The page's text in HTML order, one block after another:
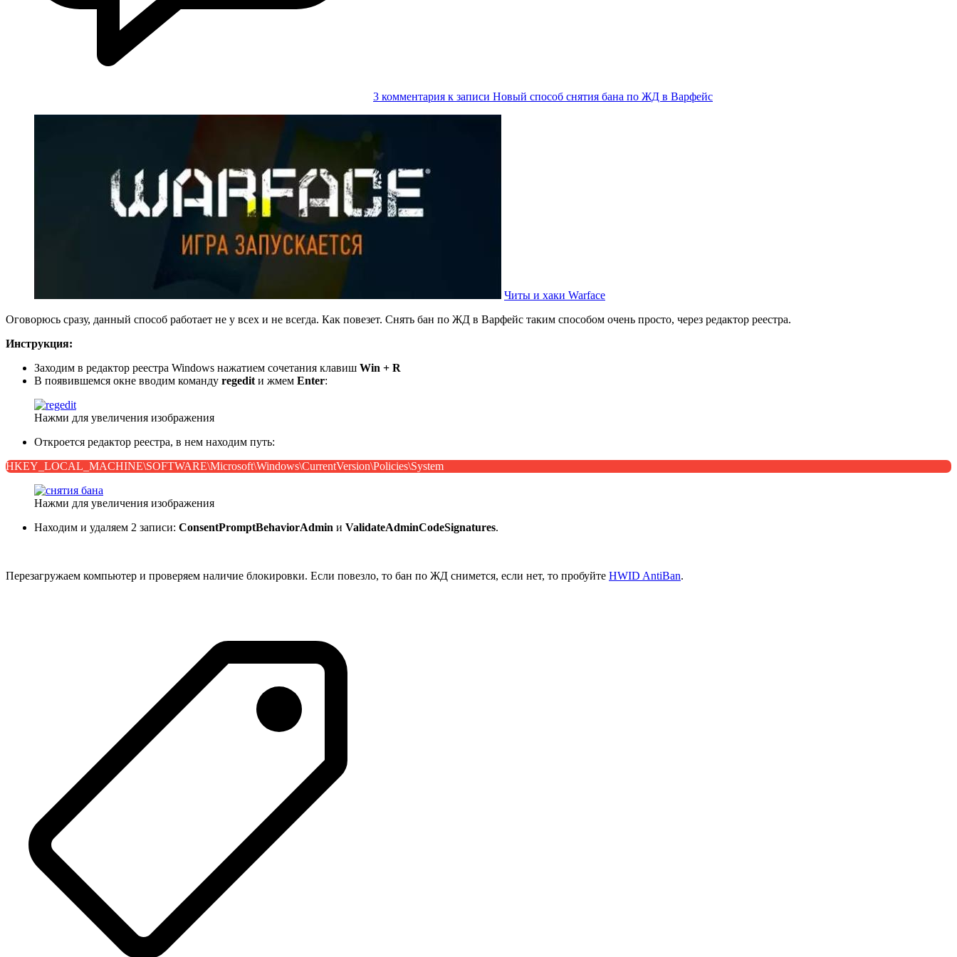
3 комментария к записи Новый способ снятия бана по ЖД в Варфейс
Читы и хаки Warface
Оговорюсь сразу, данный способ работает не у всех и не всегда. Как повезет. Снять бан по ЖД в Варфейс таким способом очень просто, через редактор реестра.
Инструкция:
Заходим в редактор реестра Windows нажатием сочетания клавиш Win + R
В появившемся окне вводим команду regedit и жмем Enter:
Нажми для увеличения изображения
Откроется редактор реестра, в нем находим путь:
HKEY_LOCAL_MACHINE\SOFTWARE\Microsoft\Windows\CurrentVersion\Policies\System
Нажми для увеличения изображения
Находим и удаляем 2 записи: ConsentPromptBehaviorAdmin и ValidateAdminCodeSignatures.
Перезагружаем компьютер и проверяем наличие блокировки. Если повезло, то бан по ЖД снимется, если нет, то пробуйте HWID AntiBan.